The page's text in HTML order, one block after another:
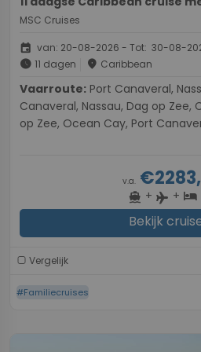
MSC Cruises
event van: 20-08-2026 - Tot: 30-08-
schedule 11 dagen place Caribbean
Vaarroute:
Canaveral, Nassau, Dag op Zee,
op Zee, Ocean Cay, Port
v.a.
directions_boat + flight + hotel
Bekijk
Vergelijk
#Familiecruises